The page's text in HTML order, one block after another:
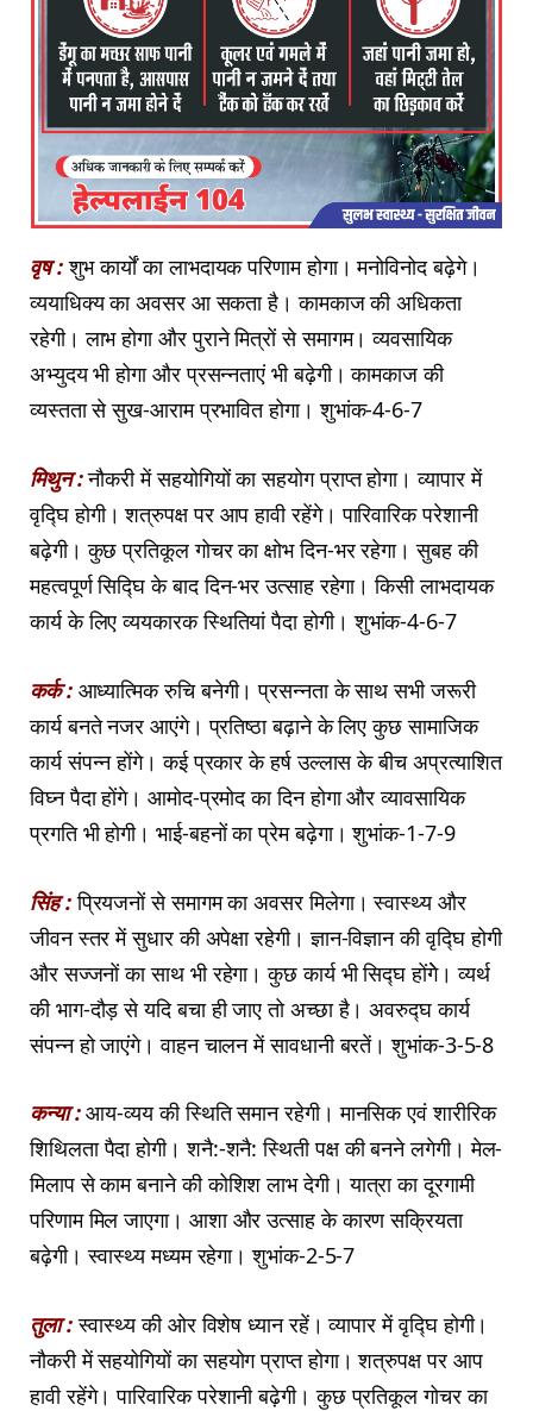
वृष : शुभ कार्यों का लाभदायक परिणाम होगा। मनोविनोद बढ़ेगे।
व्ययाधिक्य का अवसर आ सकता है। कामकाज की अधिकता
रहेगी। लाभ होगा और पुराने मित्रों से समागम। व्यवसायिक
अभ्युदय भी होगा और प्रसन्नताएं भी बढ़ेगी। कामकाज की
व्यस्तता से सुख-आराम प्रभावित होगा। शुभांक-4-6-7
मिथुन : नौकरी में सहयोगियों का सहयोग प्राप्त होगा। व्यापार में
वृद्घि होगी। शत्रुपक्ष पर आप हावी रहेंगे। पारिवारिक परेशानी
बढ़ेगी। कुछ प्रतिकूल गोचर का क्षोभ दिन-भर रहेगा। सुबह की
महत्वपूर्ण सिद्घि के बाद दिन-भर उत्साह रहेगा। किसी लाभदायक
कार्य के लिए व्ययकारक स्थितियां पैदा होगी। शुभांक-4-6-7
कर्क : आध्यात्मिक रुचि बनेगी। प्रसन्नता के साथ सभी जरूरी
कार्य बनते नजर आएंगे। प्रतिष्ठा बढ़ाने के लिए कुछ सामाजिक
कार्य संपन्न होंगे। कई प्रकार के हर्ष उल्लास के बीच अप्रत्याशित
विघ्न पैदा होंगे। आमोद-प्रमोद का दिन होगा और व्यावसायिक
प्रगति भी होगी। भाई-बहनों का प्रेम बढ़ेगा। शुभांक-1-7-9
सिंह : प्रियजनों से समागम का अवसर मिलेगा। स्वास्थ्य और
जीवन स्तर में सुधार की अपेक्षा रहेगी। ज्ञान-विज्ञान की वृद्घि होगी
और सज्जनों का साथ भी रहेगा। कुछ कार्य भी सिद्घ होंगेे। व्यर्थ
की भाग-दौड़ से यदि बचा ही जाए तो अच्छा है। अवरुद्घ कार्य
संपन्न हो जाएंगे। वाहन चालन में सावधानी बरतें। शुभांक-3-5-8
कन्या : आय-व्यय की स्थिति समान रहेगी। मानसिक एवं शारीरिक
शिथिलता पैदा होगी। शनै:-शनै: स्थिती पक्ष की बनने लगेगी। मेल-
मिलाप से काम बनाने की कोशिश लाभ देगी। यात्रा का दूरगामी
परिणाम मिल जाएगा। आशा और उत्साह के कारण सक्रियता
बढ़ेगी। स्वास्थ्य मध्यम रहेगा। शुभांक-2-5-7
तुला : स्वास्थ्य की ओर विशेष ध्यान रहें। व्यापार में वृद्घि होगी।
नौकरी में सहयोगियों का सहयोग प्राप्त होगा। शत्रुपक्ष पर आप
हावी रहेंगे। पारिवारिक परेशानी बढ़ेगी। कुछ प्रतिकूल गोचर का